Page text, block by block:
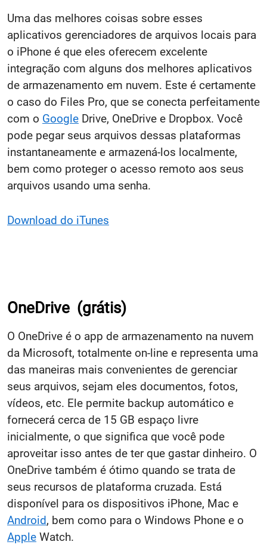
Uma das melhores coisas sobre esses
aplicativos gerenciadores de arquivos locais para
o iPhone é que eles oferecem excelente
integração com alguns dos melhores aplicativos
de armazenamento em nuvem. Este é certamente
o caso do Files Pro, que se conecta perfeitamente
com o Google Drive, OneDrive e Dropbox. Você
pode pegar seus arquivos dessas plataformas
instantaneamente e armazená-los localmente,
bem como proteger o acesso remoto aos seus
arquivos usando uma senha.
Download do iTunes
OneDrive (grátis)
O OneDrive é o app de armazenamento na nuvem
da Microsoft, totalmente on-line e representa uma
das maneiras mais convenientes de gerenciar
seus arquivos, sejam eles documentos, fotos,
vídeos, etc. Ele permite backup automático e
fornecerá cerca de 15 GB espaço livre
inicialmente, o que significa que você pode
aproveitar isso antes de ter que gastar dinheiro. O
OneDrive também é ótimo quando se trata de
seus recursos de plataforma cruzada. Está
disponível para os dispositivos iPhone, Mac e
Android, bem como para o Windows Phone e o
Apple Watch.